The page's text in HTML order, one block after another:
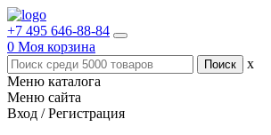
+7 495 646-88-84
0 Моя корзина
x
Меню каталога
Меню сайта
Вход / Регистрация